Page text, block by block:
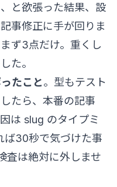
と欲張った結果、設
事修正に手が回りま
ず3点だけ。重くし
た。
たこと。型もテスト
たら、本番の記事
は slug のタイプミ
ば30秒で気づけた事
査は絶対に外しませ